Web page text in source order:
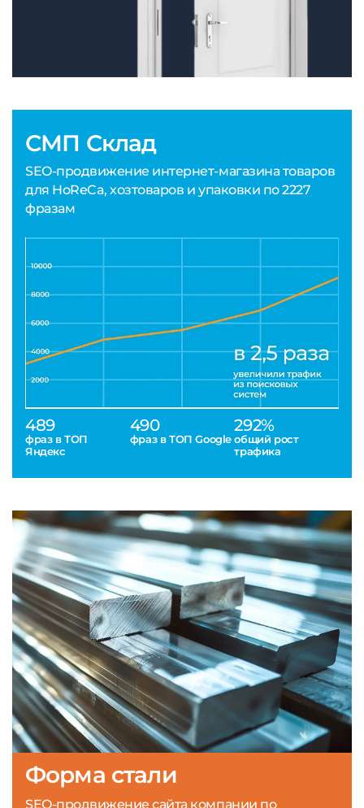
СМП Склад
SEO-продвижение интернет-магазина товаров
для HoReCa, хозтоваров и упаковки по 2227
фразам
489
фраз в ТОП
Яндекс
490
фраз в ТОП Google
292%
общий рост
трафика
Форма стали
SEO-продвижение сайта компании по